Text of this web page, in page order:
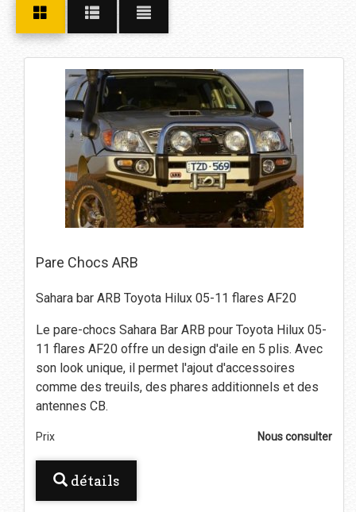
Pare Chocs ARB
Sahara bar ARB Toyota Hilux 05-11 flares AF20
Le pare-chocs Sahara Bar ARB pour Toyota Hilux 05-
11 flares AF20 offre un design d'aile en 5 plis. Avec
son look unique, il permet l'ajout d'accessoires
comme des treuils, des phares additionnels et des
antennes CB.
Prix Nous consulter
détails